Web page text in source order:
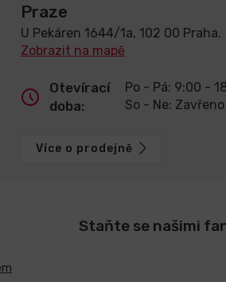
Praze
U Pekáren 1644/1a, 102 00 Praha.
Zobrazit na mapě
Otevírací
doba:
Po - Pá: 9:00 -
So - Ne: Zavřeno
Více o prodejně
Staňte se našimi